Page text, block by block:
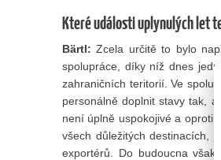
Které události uplynulých let
Bärtl: Zcela určitě to bylo
spolupráce, díky níž dnes
zahraničních teritorií. Ve
personálně doplnit stavy tak,
není úplně uspokojivé a oproti
všech důležitých destinacích,
exportérů. Do budoucna